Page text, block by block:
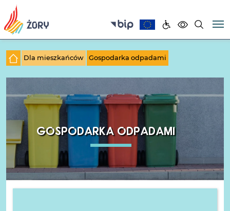
Dla mieszkańców Gospodarka odpadami
GOSPODARKA ODPADAMI